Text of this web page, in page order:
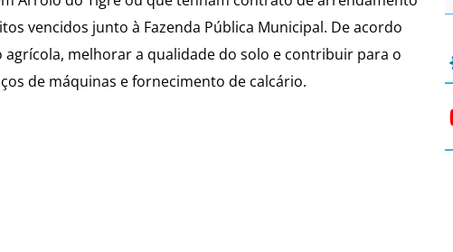
vencidos junto à Fazenda Pública Municipal. De acordo
melhorar a qualidade do solo e contribuir para o
de máquinas e fornecimento de calcário.